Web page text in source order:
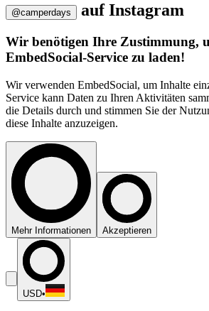
@camperdays aufInstagram
Wir benötigen Ihre Zustimmung,
EmbedSocial-Service zu laden!
Wir verwenden EmbedSocial, um Inhalte
Service kann Daten zu Ihren Aktivitäten
die Details durch und stimmen Sie der
diese Inhalte anzuzeigen.
Mehr Informationen Akzeptieren
USD•